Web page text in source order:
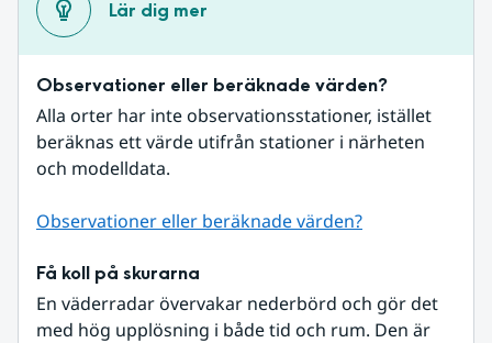
Lär dig mer
Observationer eller beräknade värden?
Alla orter har inte observationsstationer, istället
beräknas ett värde utifrån stationer i närheten
och modelldata.
Observationer eller beräknade värden?
Få koll på skurarna
En väderradar övervakar nederbörd och gör det
med hög upplösning i både tid och rum. Den är